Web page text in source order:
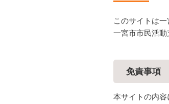
このサイトは
一宮市市民活動
免責事項
本サイトの内